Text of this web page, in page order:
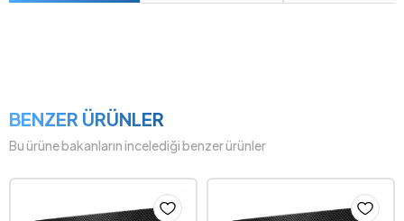
BENZER ÜRÜNLER
Bu ürüne bakanların incelediği benzer ürünler